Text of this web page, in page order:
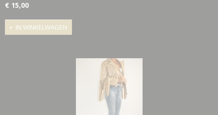
€ 15,00
IN WINKELWAGEN